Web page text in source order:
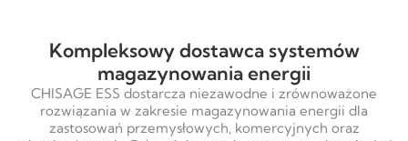
Kompleksowy dostawca systemów
magazynowania energii
CHISAGE ESS dostarcza niezawodne i zrównoważone
rozwiązania w zakresie magazynowania energii dla
zastosowań przemysłowych, komercyjnych oraz